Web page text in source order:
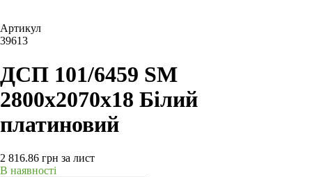
Артикул
39613
ДСП 101/6459 SM
2800х2070х18 Білий
платиновий
2 816.86 грн за лист
В наявності